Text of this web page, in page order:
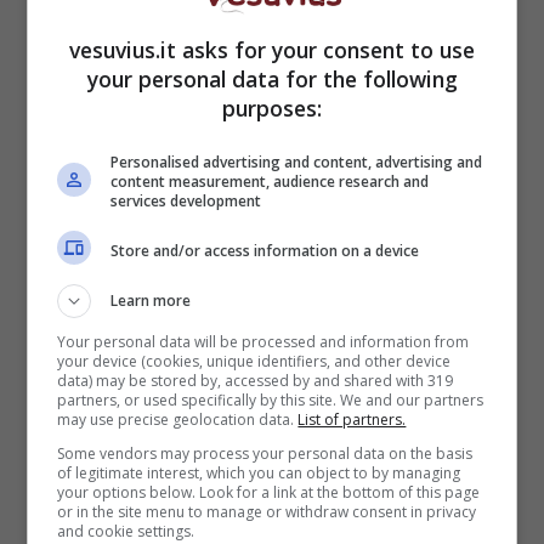
Bill Skarsgard (screenshot)
Clark non solo si basa su fatti reali, ma in
particolare sull’autobiografia dello stesso sig.
Olofsson
sue condanne ed essersitrasferito in Belgio
Per questo motivo, la serie è riuscita ad essere
così accattivante: riesce ad
precisione ed una dovizia di particolari
davvero unica nel suo genere, proprio perché è
una sorta di racconto in “prima persona”.
La trama è stata pensata specificatamente per
esseretrasmessa in 6 puntateche raccontano
le principali vicende che hanno caratterizzato la
vesuvius.it asks for your consent to use
your personal data for the following
purposes:
Personalised advertising and content, advertising and
content measurement, audience research and
services development
Store and/or access information on a device
Learn more
Your personal data will be processed and information from
your device (cookies, unique identifiers, and other device
data) may be stored by, accessed by and shared with 319
partners, or used specifically by this site. We and our partners
may use precise geolocation data. List of partners.
Some vendors may process your personal data on the basis
of legitimate interest, which you can object to by managing
your options below. Look for a link at the bottom of this page
or in the site menu to manage or withdraw consent in privacy
and cookie settings.